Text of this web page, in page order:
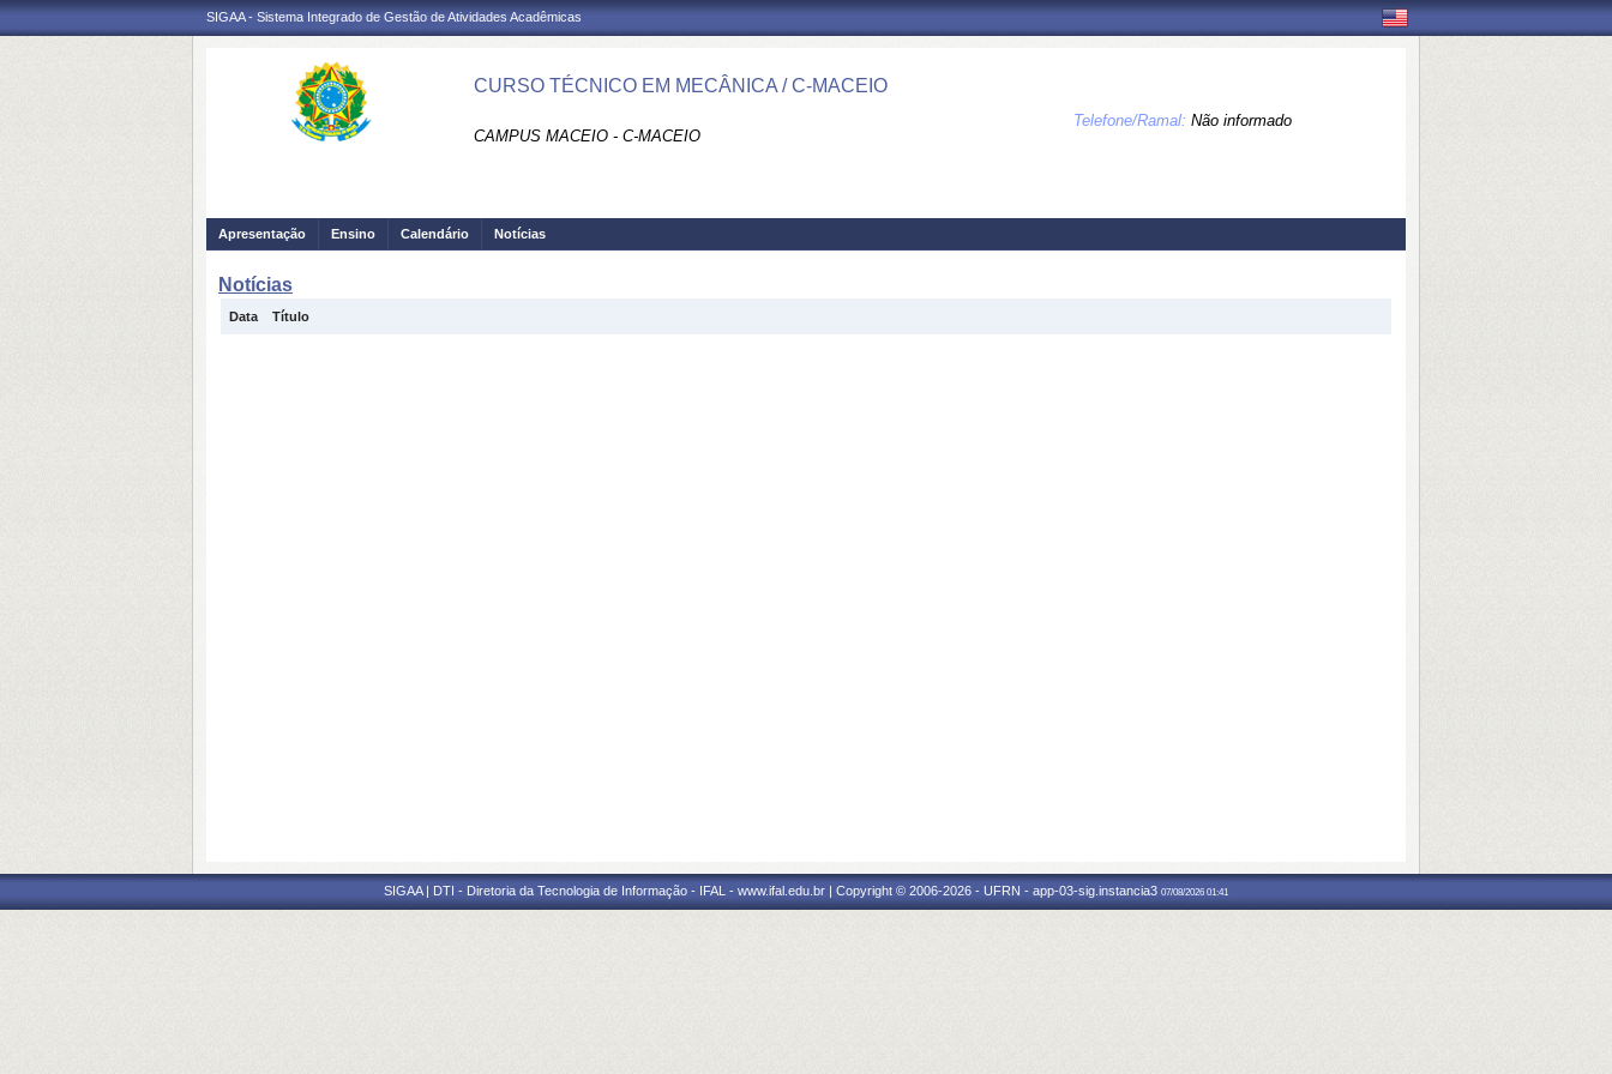
SIGAA - Sistema Integrado de Gestão de Atividades Acadêmicas
CURSO TÉCNICO EM MECÂNICA / C-MACEIO
CAMPUS MACEIO - C-MACEIO
Telefone/Ramal: Não informado
Apresentação Ensino Calendário Notícias
Notícias
Data Título
SIGAA | DTI - Diretoria da Tecnologia de Informação - IFAL - www.ifal.edu.br | Copyright © 2006-2026 - UFRN - app-03-sig.instancia3 07/08/2026 01:41